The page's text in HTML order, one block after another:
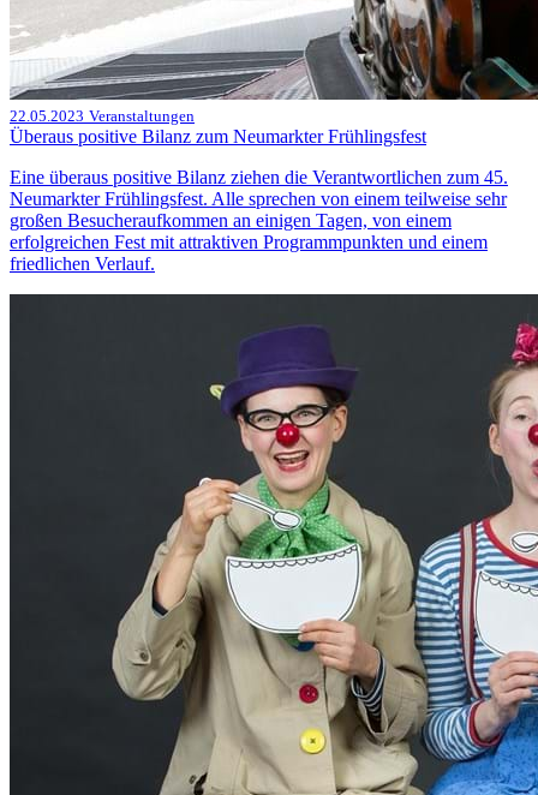
22.05.2023 Veranstaltungen
Überaus positive Bilanz zum Neumarkter Frühlingsfest
Eine überaus positive Bilanz ziehen die Verantwortlichen zum 45.
Neumarkter Frühlingsfest. Alle sprechen von einem teilweise sehr
großen Besucheraufkommen an einigen Tagen, von einem
erfolgreichen Fest mit attraktiven Programmpunkten und einem
friedlichen Verlauf.